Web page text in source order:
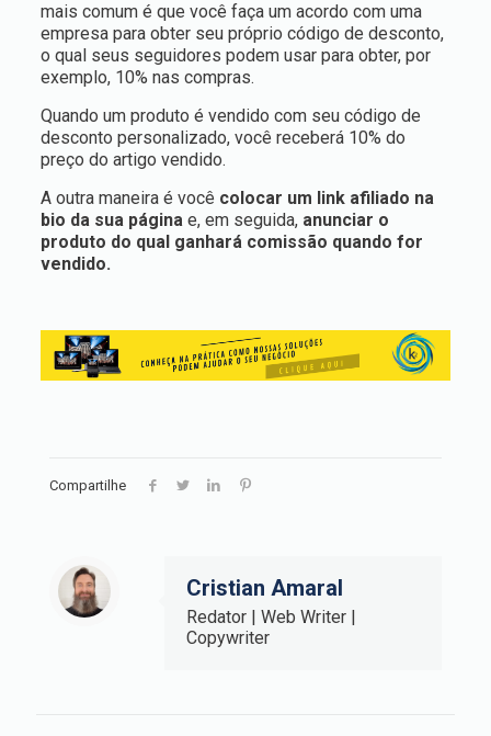
mais comum é que você faça um acordo com uma
empresa para obter seu próprio código de desconto,
o qual seus seguidores podem usar para obter, por
exemplo, 10% nas compras.
Quando um produto é vendido com seu código de
desconto personalizado, você receberá 10% do
preço do artigo vendido.
A outra maneira é você colocar um link afiliado na
bio da sua página e, em seguida, anunciar o
produto do qual ganhará comissão quando for
vendido.
Compartilhe
Cristian Amaral
Redator | Web Writer |
Copywriter